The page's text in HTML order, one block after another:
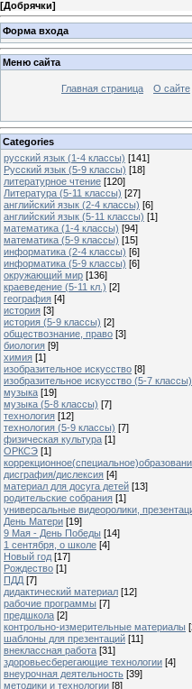
[Добрячки]
Форма входа
Меню сайта
Главная страница О сайте
Categories
русский язык (1-4 классы) [141]
Русский язык (5-9 классы) [18]
литературное чтение [120]
Литература (5-11 классы) [27]
английский язык (2-4 классы) [6]
английский язык (5-11 классы) [1]
математика (1-4 классы) [94]
математика (5-9 классы) [15]
информатика (2-4 классы) [6]
информатика (5-9 классы) [6]
окружающий мир [136]
краеведение (5-11 кл.) [2]
география [4]
история [3]
история (5-9 классы) [2]
обществознание, право [3]
биология [9]
химия [1]
изобразительное искусство [8]
изобразительное искусство (5-7 классы)
музыка [19]
музыка (5-8 классы) [7]
технология [12]
технология (5-9 классы) [7]
физическая культура [1]
ОРКСЭ [1]
дисграфия/дислексия [4]
материал для досуга детей [13]
родительские собрания [1]
универсальные видеоролики,
День Матери [19]
9 Мая - День Победы [14]
1 сентября, о школе [4]
Новый год [17]
Рождество [1]
ПДД [7]
дидактический материал [12]
рабочие программы [7]
предшкола [2]
контрольно-измерительные материалы
шаблоны для презентаций [11]
внеклассная работа [31]
здоровьесберегающие технологии [4]
внеурочная деятельность [39]
методики и технологии [8]